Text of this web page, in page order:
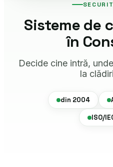
Sisteme de
în
Decide cine intră,
la
din 2004
ISO/